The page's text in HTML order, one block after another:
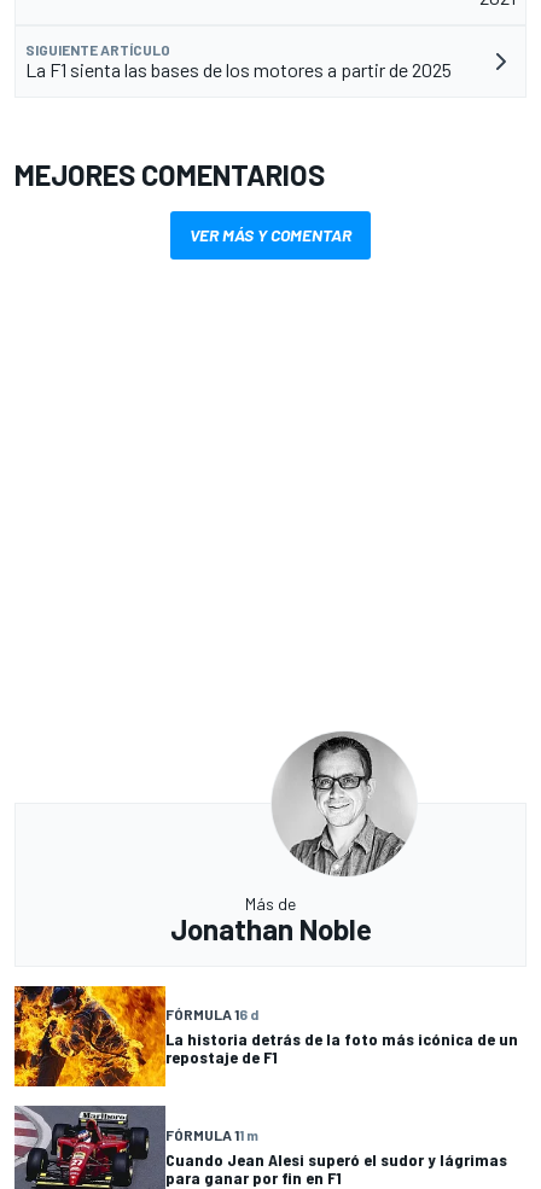
SIGUIENTE ARTÍCULO
La F1 sienta las bases de los motores a partir de 2025
MEJORES COMENTARIOS
VER MÁS Y COMENTAR
Más de
Jonathan Noble
FÓRMULA 16 d
La historia detrás de la foto más icónica de un
repostaje de F1
FÓRMULA 11 m
Cuando Jean Alesi superó el sudor y lágrimas
para ganar por fin en F1